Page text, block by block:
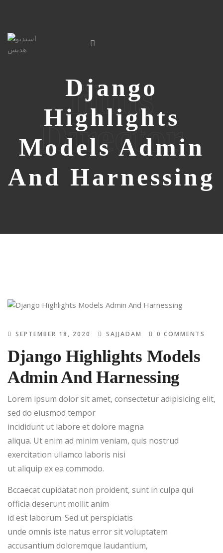
films
Director
Django
Highlights
Models Admin
And Harnessing
SEPTEMBER 18, 2020 SAJJADAM 0 COMMENTS
Django Highlights Models
Admin And Harnessing
Lorem ipsum dolor sit amet, consectetur adipisicing elit,
sed do eiusmod tempor
incididunt ut labore et dolore magna
aliqua. Ut enim ad minim veniam, quis nostrud
exercitation ullamco laboris nisi
ut aliquip ex ea commodo.
Bccaecat cupidatat non proident, sunt in culpa qui
officia deserunt mollit anim
id est laborum. Sed ut perspiciatis
unde omnis iste natus error sit voluptatem
accusantium doloremque laudantium,